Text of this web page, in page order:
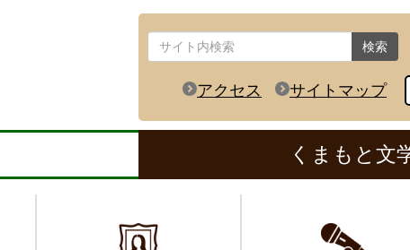
検索
アクセス サイトマップ
くまもと文